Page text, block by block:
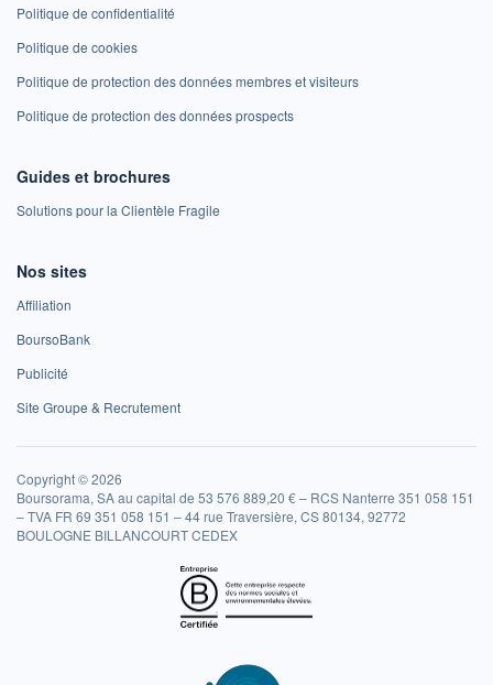
Politique de confidentialité
Politique de cookies
Politique de protection des données membres et visiteurs
Politique de protection des données prospects
Guides et brochures
Solutions pour la Clientèle Fragile
Nos sites
Affiliation
BoursoBank
Publicité
Site Groupe & Recrutement
Copyright © 2026
Boursorama, SA au capital de 53 576 889,20 € – RCS Nanterre 351 058 151
– TVA FR 69 351 058 151 – 44 rue Traversière, CS 80134, 92772
BOULOGNE BILLANCOURT CEDEX